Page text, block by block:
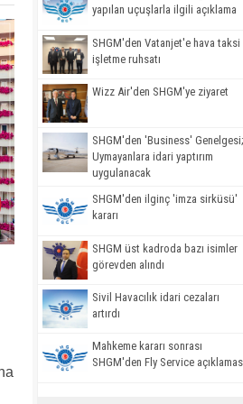
yapılan uçuşlarla ilgili açıklama
SHGM'den Vatanjet'e hava taksi
işletme ruhsatı
Wizz Air'den SHGM'ye ziyaret
SHGM'den 'Business' Genelgesi;
Uymayanlara idari yaptırım
uygulanacak
SHGM'den ilginç 'imza sirküsü'
kararı
SHGM üst kadroda bazı isimler
görevden alındı
Sivil Havacılık idari cezaları
artırdı
Mahkeme kararı sonrası
SHGM'den Fly Service